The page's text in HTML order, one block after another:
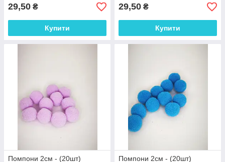
29,50 ₴
Купити
29,50 ₴
Купити
Помпони 2см - (20шт)
Помпони 2см - (20шт)